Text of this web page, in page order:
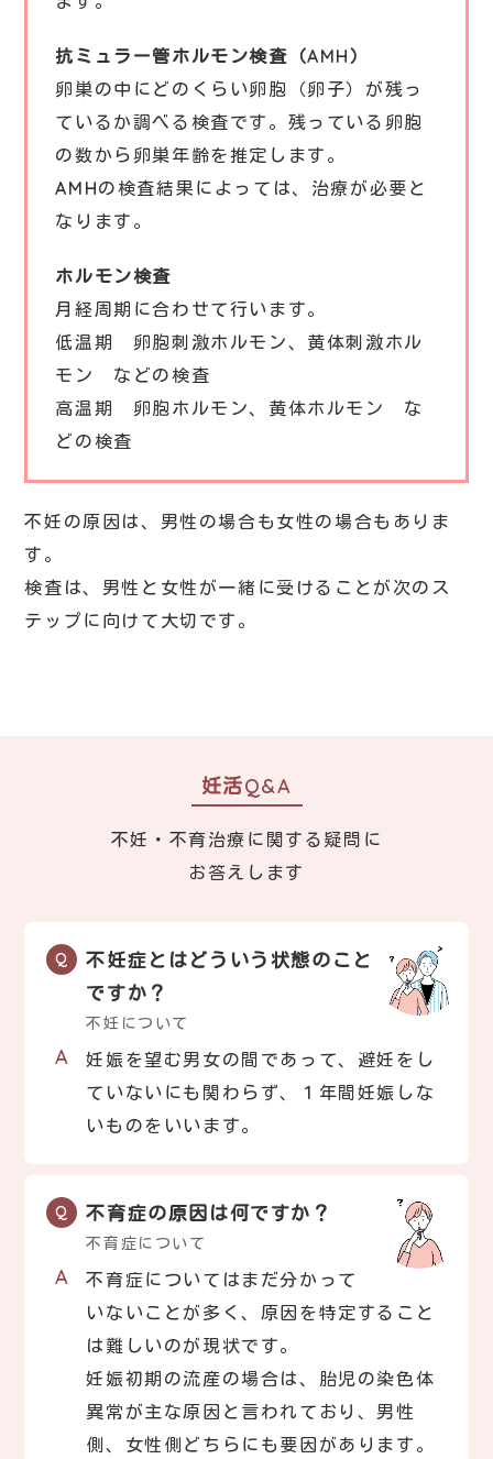
抗ミュラー管ホルモン検査（AMH）
卵巣の中にどのくらい卵胞（卵子）が残っ
ているか調べる検査です。残っている卵胞
の数から卵巣年齢を推定します。
AMHの検査結果によっては、治療が必要と
なります。
ホルモン検査
月経周期に合わせて行います。
低温期 卵胞刺激ホルモン、黄体刺激ホル
モン などの検査
高温期 卵胞ホルモン、黄体ホルモン な
どの検査
不妊の原因は、男性の場合も女性の場合もありま
す。
検査は、男性と女性が一緒に受けることが次のス
テップに向けて大切です。
妊活Q&A
不妊・不育治療に関する疑問に
お答えします
不妊症とはどういう状態のこと
ですか？
不妊について
妊娠を望む男女の間であって、避妊をし
ていないにも関わらず、１年間妊娠しな
いものをいいます。
不育症の原因は何ですか？
不育症について
不育症についてはまだ分かって
いないことが多く、原因を特定すること
は難しいのが現状です。
妊娠初期の流産の場合は、胎児の染色体
異常が主な原因と言われており、男性
側、女性側どちらにも要因があります。